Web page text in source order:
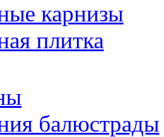
карнизы
плитка
балюстрады